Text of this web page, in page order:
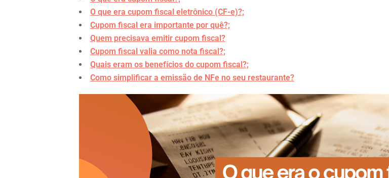
O que era cupom fiscal eletrônico (CF-e)?;
Cupom fiscal era importante por quê?;
Quem precisava emitir cupom fiscal?
Cupom fiscal valia como nota fiscal?;
Quais eram os benefícios do cupom fiscal?;
Como simplificar a emissão de NFe no seu restaurante?